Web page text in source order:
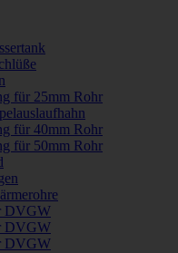
für 25mm Rohr
für 40mm Rohr
für 50mm Rohr
DVGW
DVGW
DVGW